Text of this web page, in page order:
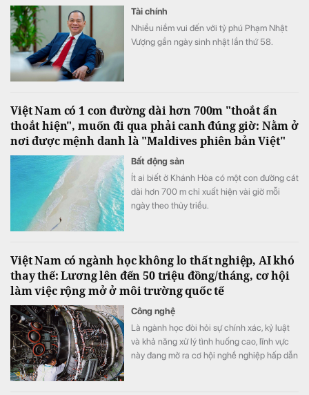
Tài chính
Nhiều niềm vui đến với tỷ phú Phạm Nhật
Vượng gần ngày sinh nhật lần thứ 58.
Việt Nam có 1 con đường dài hơn 700m "thoắt ẩn
thoắt hiện", muốn đi qua phải canh đúng giờ: Nằm ở
nơi được mệnh danh là "Maldives phiên bản Việt"
Bất động sản
Ít ai biết ở Khánh Hòa có một con đường cát
dài hơn 700 m chỉ xuất hiện vài giờ mỗi
ngày theo thủy triều.
Việt Nam có ngành học không lo thất nghiệp, AI khó
thay thế: Lương lên đến 50 triệu đồng/tháng, cơ hội
làm việc rộng mở ở môi trường quốc tế
Công nghệ
Là ngành học đòi hỏi sự chính xác, kỷ luật
và khả năng xử lý tình huống cao, lĩnh vực
này đang mở ra cơ hội nghề nghiệp hấp dẫn